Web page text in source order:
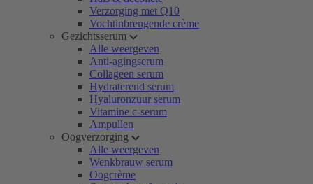
Verzorging met Q10
Vochtinbrengende crème
Gezichtsserum
Alle weergeven
Anti-agingserum
Collageen serum
Hydraterend serum
Hyaluronzuur serum
Vitamine c-serum
Ampullen
Oogverzorging
Alle weergeven
Wenkbrauw serum
Oogcrème